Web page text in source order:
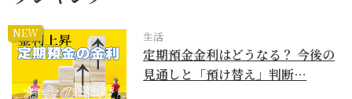
NEW 生活
定期預金金利はどうなる？ 今後の
見通しと「預け替え」判断…